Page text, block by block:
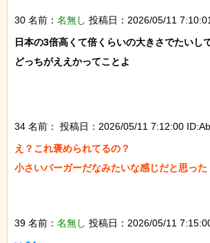
30 名前： 名無し 投稿日：2026/05/11
日本の3倍高くて倍くらいの大きさでたいし
どっちがええかってことよ
34 名前：
投稿日：2026/05/11 7:12:00
え？これ褒められてるの？
小さいバーガーだなみたいな感じだと思った
39 名前： 名無し 投稿日：2026/05/11